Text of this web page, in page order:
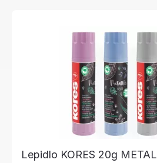
Lepidlo KORES 20g METAL